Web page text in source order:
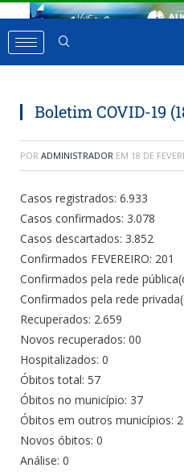
Boletim COVID-19
POR ADMINISTRADOR EM 18 DE
Casos registrados: 6.933
Casos confirmados: 3.078
Casos descartados: 3.852
Confirmados FEVEREIRO: 201
Confirmados pela rede
Confirmados pela rede
Recuperados: 2.659
Novos recuperados: 00
Hospitalizados: 0
Óbitos total: 57
Óbitos no município: 37
Óbitos em outros municípios:
Novos óbitos: 0
Análise: 0